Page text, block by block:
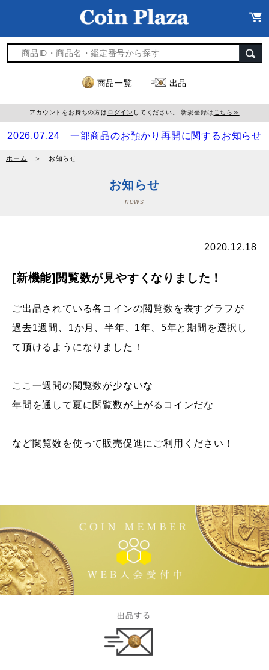
商品一覧 出品
アカウントをお持ちの方は ログイン してください。 新規登録は こちら≫
2026.07.24 一部商品のお預かり再開に関するお知らせ
ホーム ＞ お知らせ
お知らせ
― news ―
2020.12.18
[新機能]閲覧数が見やすくなりました！
ご出品されている各コインの閲覧数を表すグラフが
過去1週間、1か月、半年、1年、5年と期間を選択し
て頂けるようになりました！
ここ一週間の閲覧数が少ないな
年間を通して夏に閲覧数が上がるコインだな
など閲覧数を使って販売促進にご利用ください！